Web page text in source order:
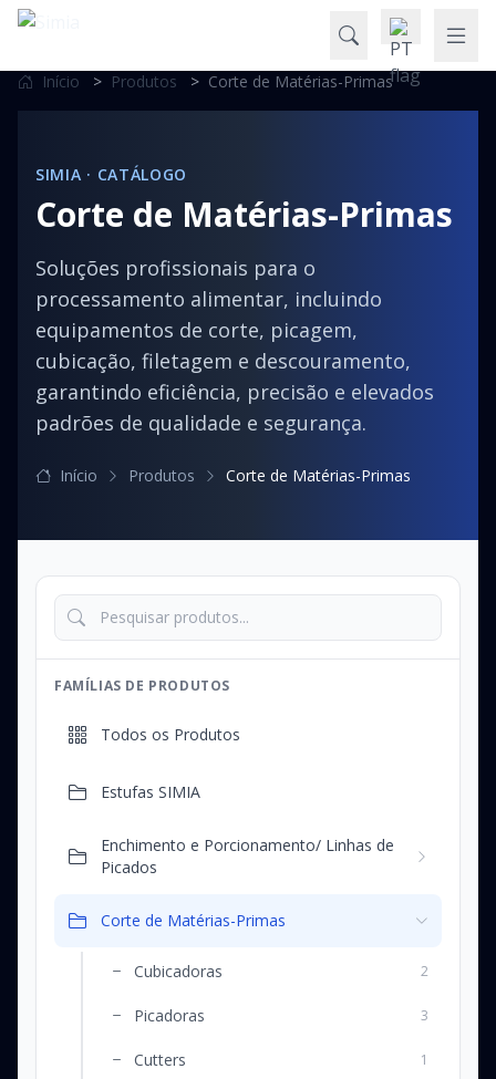
Início > Produtos > Corte de Matérias-Primas
SIMIA · CATÁLOGO
Corte de Matérias-Primas
Soluções profissionais para o
processamento alimentar, incluindo
equipamentos de corte, picagem,
cubicação, filetagem e descouramento,
garantindo eficiência, precisão e elevados
padrões de qualidade e segurança.
Início Produtos Corte de Matérias-Primas
FAMÍLIAS DE PRODUTOS
Todos os Produtos
Estufas SIMIA
Enchimento e Porcionamento/ Linhas de
Picados
Corte de Matérias-Primas
Cubicadoras 2
Picadoras 3
Cutters 1